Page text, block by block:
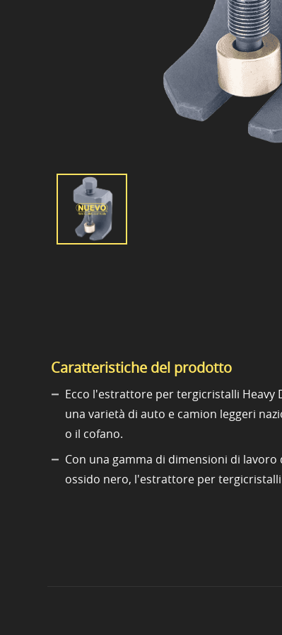
Caratteristiche del prodotto
Ecco l'estrattore per tergicristalli Heavy
una varietà di auto e camion leggeri
o il cofano.
Con una gamma di dimensioni di
ossido nero, l'estrattore per